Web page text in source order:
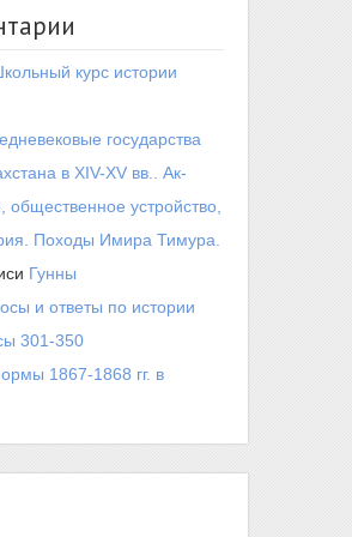
курс истории
государства
в XIV-XV вв.. Ак-
устройство,
Походы Имира Тимура.
Гунны
и ответы по истории
301-350
1867-1868 гг. в